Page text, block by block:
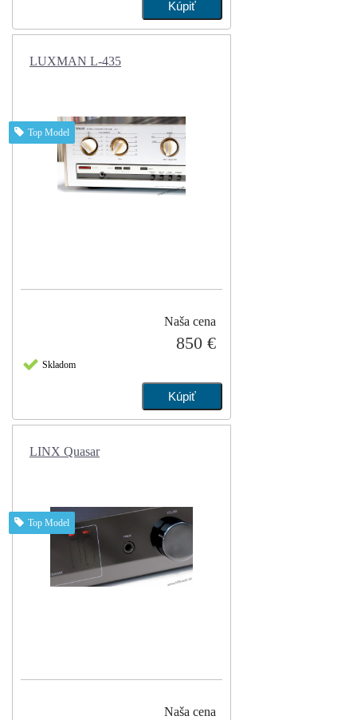
LUXMAN L-435
Naša cena
850 €
Skladom
Top Model
LINX Quasar
Naša cena
Top Model